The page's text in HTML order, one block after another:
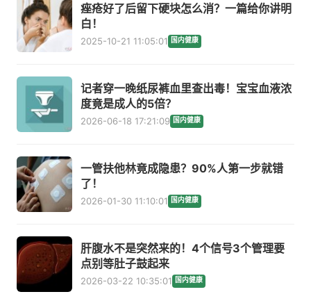
痤疮好了后留下硬块怎么消？一篇给你讲明
白！
2025-10-21 11:05:01 国内健康
记者穿一晚纸尿裤血里查出毒！宝宝血液浓
度竟是成人的5倍？
2026-06-18 17:21:09 国内健康
一管扶他林竟成隐患？90%人第一步就错
了！
2026-01-30 11:10:01 国内健康
肝腹水不是突然来的！4个信号3个管理要
点别等肚子鼓起来
2026-03-22 10:35:01 国内健康